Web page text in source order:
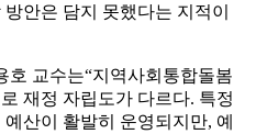
안은 담지 못했다는 지적이
호 교수는“지역사회통합돌봄
재정 자립도가 다르다. 특정
산이 활발히 운영되지만, 예